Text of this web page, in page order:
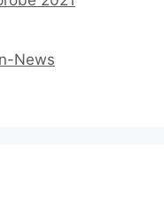
News